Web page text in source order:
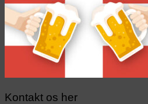
Kontakt os her